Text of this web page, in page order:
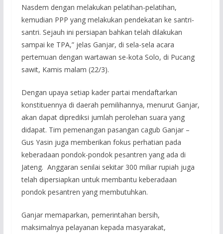
Nasdem dengan melakukan pelatihan-pelatihan,
kemudian PPP yang melakukan pendekatan ke santri-
santri. Sejauh ini persiapan bahkan telah dilakukan
sampai ke TPA,” jelas Ganjar, di sela-sela acara
pertemuan dengan wartawan se-kota Solo, di Pucang
sawit, Kamis malam (22/3).
Dengan upaya setiap kader partai mendaftarkan
konstituennya di daerah pemilihannya, menurut Ganjar,
akan dapat diprediksi jumlah perolehan suara yang
didapat. Tim pemenangan pasangan cagub Ganjar –
Gus Yasin juga memberikan fokus perhatian pada
keberadaan pondok-pondok pesantren yang ada di
Jateng. Anggaran senilai sekitar 300 miliar rupiah juga
telah dipersiapkan untuk membantu keberadaan
pondok pesantren yang membutuhkan.
Ganjar memaparkan, pemerintahan bersih,
maksimalnya pelayanan kepada masyarakat,